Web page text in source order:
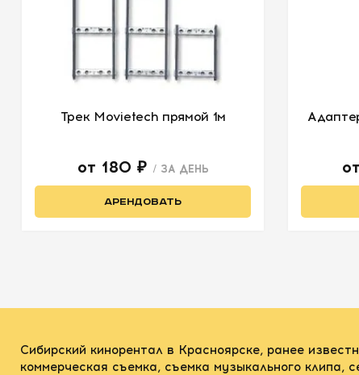
Трек Movietech прямой 1м
от 180 ₽ / ЗА ДЕНЬ
АРЕНДОВАТЬ
Сибирский кинорентал в Красноярске, ранее
коммерческая съемка, съемка музыкального